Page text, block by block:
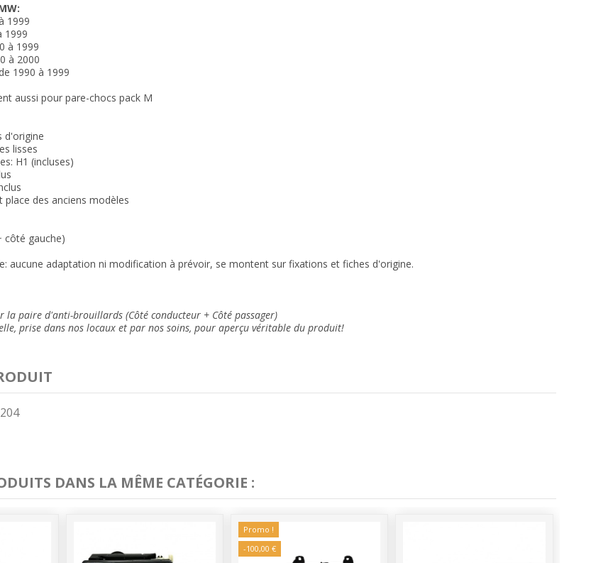
1999
1999
à 1999
à 2000
1990 à 1999
aussi pour pare-chocs pack M
d'origine
lisses
H1 (incluses)
des anciens modèles
côté gauche)
aucune adaptation ni modification à prévoir, se montent sur fixations et fiches d'origine.
la paire d'anti-brouillards (Côté conducteur + Côté passager)
prise dans nos locaux etpar nos soins, pour aperçu véritable du produit!
DANS LA MÊME CATÉGORIE :
Promo !
-100,00 €